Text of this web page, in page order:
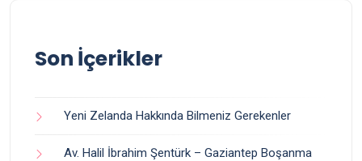
Son İçerikler
Yeni Zelanda Hakkında Bilmeniz Gerekenler
Av. Halil İbrahim Şentürk – Gaziantep Boşanma